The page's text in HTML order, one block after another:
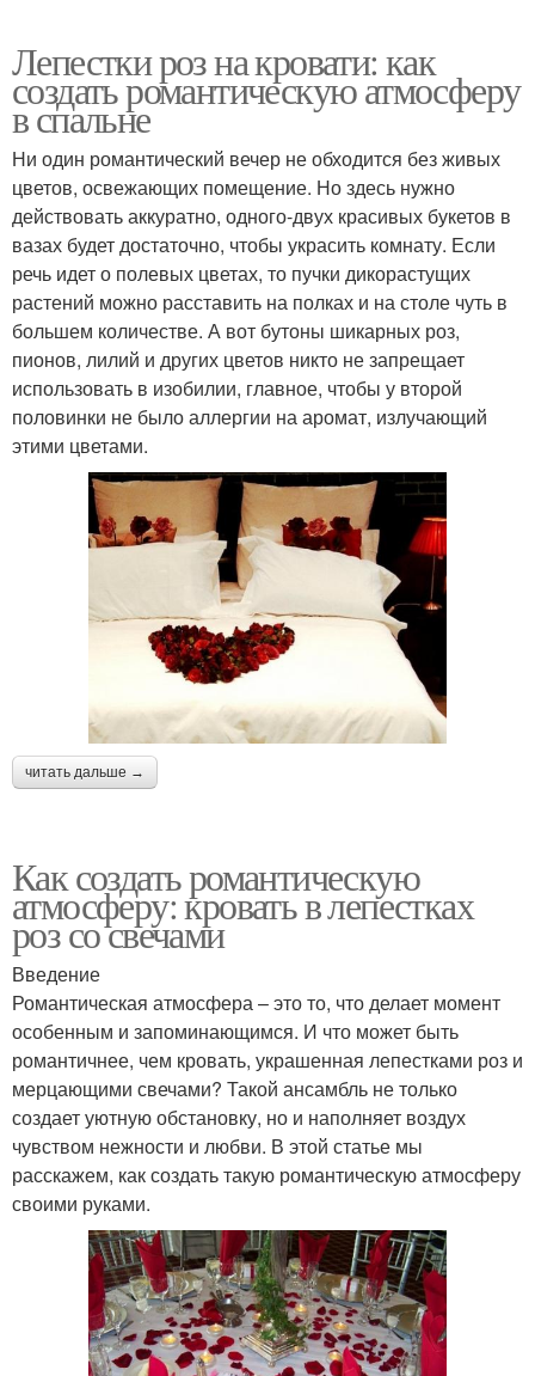
Лепестки роз на кровати: как
создать романтическую атмосферу
в спальне
Ни один романтический вечер не обходится без живых
цветов, освежающих помещение. Но здесь нужно
действовать аккуратно, одного-двух красивых букетов в
вазах будет достаточно, чтобы украсить комнату. Если
речь идет о полевых цветах, то пучки дикорастущих
растений можно расставить на полках и на столе чуть в
большем количестве. А вот бутоны шикарных роз,
пионов, лилий и других цветов никто не запрещает
использовать в изобилии, главное, чтобы у второй
половинки не было аллергии на аромат, излучающий
этими цветами.
читать дальше →
Как создать романтическую
атмосферу: кровать в лепестках
роз со свечами
Введение
Романтическая атмосфера – это то, что делает момент
особенным и запоминающимся. И что может быть
романтичнее, чем кровать, украшенная лепестками роз и
мерцающими свечами? Такой ансамбль не только
создает уютную обстановку, но и наполняет воздух
чувством нежности и любви. В этой статье мы
расскажем, как создать такую романтическую атмосферу
своими руками.